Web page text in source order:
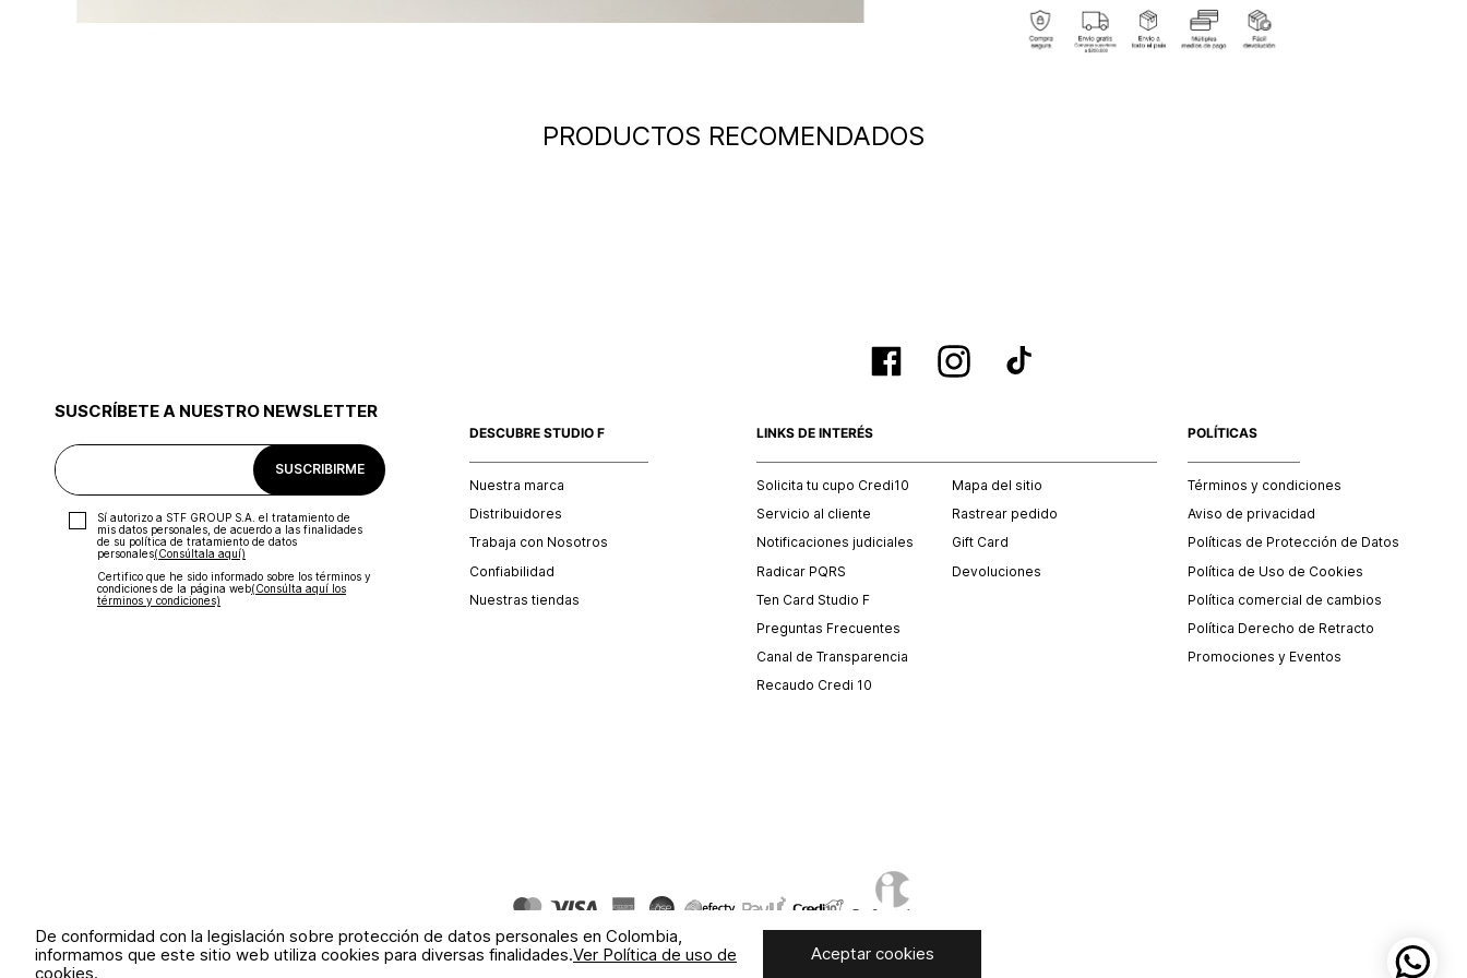
No secar en maquina secadora
nuestras tiendas STUDIO F del país excepto franquicias, tiendas
mayoristas y tiendas ubicadas en Falabella; presentando tu factura
de compra, en un plazo calendario de (30) días luego de la fecha en
Devolución
PRODUCTOS RECOMENDADOS
SUSCRÍBETE A NUESTRO NEWSLETTER
SUSCRIBIRME
Sí autorizo a STF GROUP S.A. el tratamiento de
mis datos personales, de acuerdo a las finalidades
de su política de tratamiento de datos
personales‎(Consúltala aquí)
Certifico que he sido informado sobre los términos y
condiciones de la página web‎(Consúlta aquí los
términos y condiciones)
DESCUBRE STUDIO F
Nuestra marca
Distribuidores
Trabaja con Nosotros
Confiabilidad
Nuestras tiendas
LINKS DE INTERÉS
Solicita tu cupo Credi10
Servicio al cliente
Notificaciones judiciales
Radicar PQRS
Ten Card Studio F
Preguntas Frecuentes
Canal de Transparencia
Recaudo Credi 10
Mapa del sitio
Rastrear pedido
Gift Card
Devoluciones
POLÍTICAS
Términos y condiciones
Aviso de privacidad
Políticas de Protección de Datos
Política de Uso de Cookies
Política comercial de cambios
Política Derecho de Retracto
Promociones y Eventos
De conformidad con la legislación sobre protección de datos personales en Colombia,
informamos que este sitio web utiliza cookies para diversas finalidades.Ver Política de uso de
cookies.
Aceptar cookies